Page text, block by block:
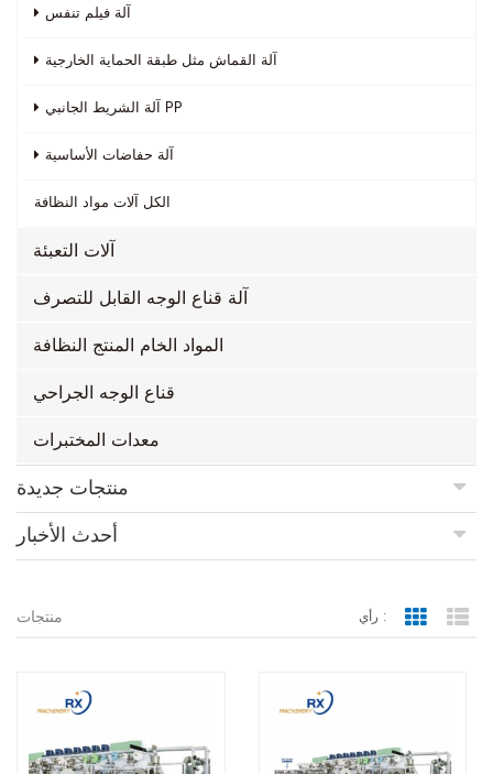
آلة فيلم تنفس
آلة القماش مثل طبقة الحماية الخارجية
آلة الشريط الجانبي PP
آلة حفاضات الأساسية
الكل آلات مواد النظافة
آلات التعبئة
آلة قناع الوجه القابل للتصرف
المواد الخام المنتج النظافة
قناع الوجه الجراحي
معدات المختبرات
منتجات جديدة
أحدث الأخبار
منتجات رأي : Grid View